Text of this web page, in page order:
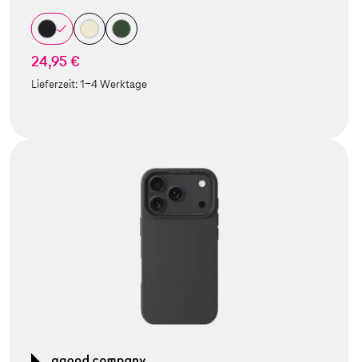
24,95 €
Lieferzeit:1-4 Werktage